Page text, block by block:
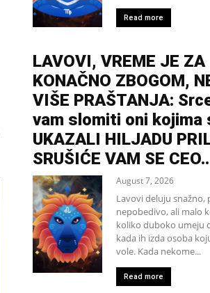
Read more
LAVOVI, VREME JE ZA
KONAČNO ZBOGOM,
VIŠE PRAŠTANJA:
vam slomiti oni kojima
UKAZALI HILJADU
SRUŠIĆE VAM SE
August 7, 2026
Lavovi deluju snažno,
nepobedivo, ali malo
koliko duboko umeju
kada ih izda osoba
vole. Kada nekome...
Read more